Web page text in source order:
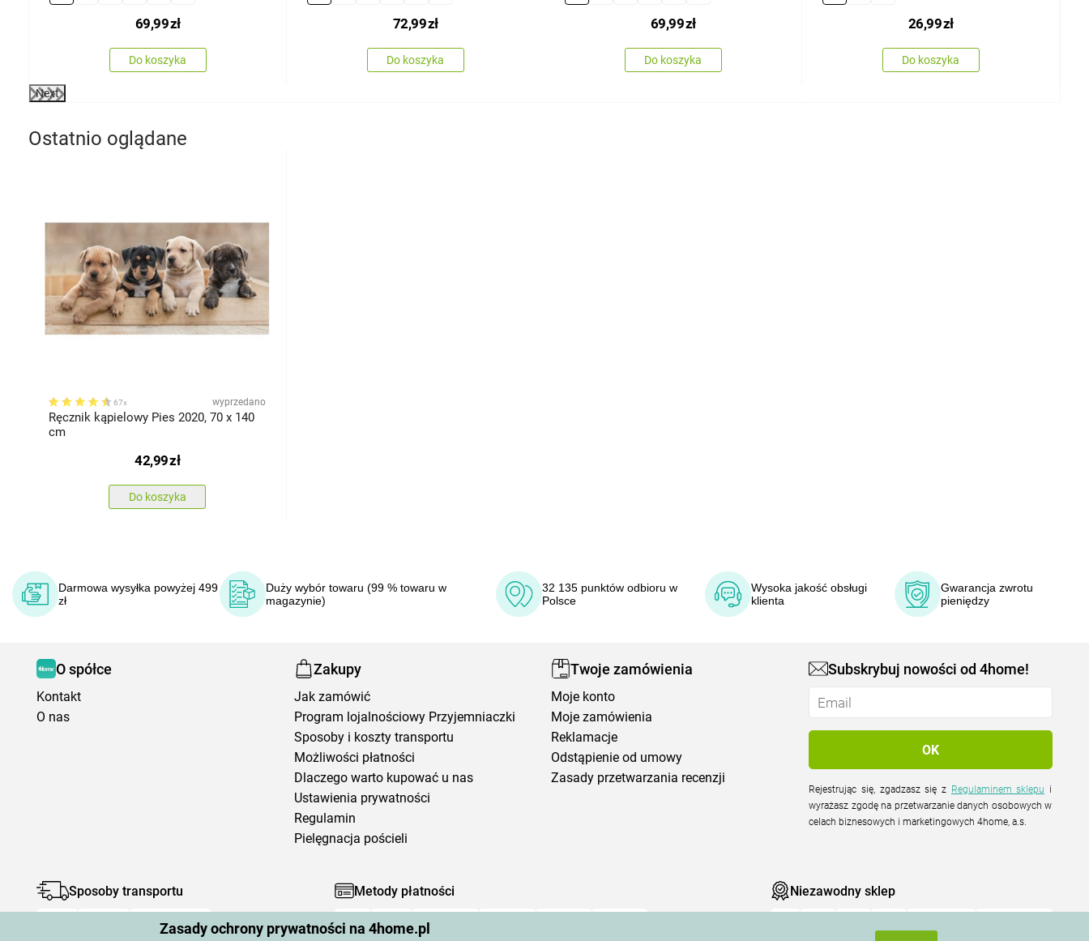
Zasady ochrony prywatności na 4home.pl
69,99zł
Do koszyka
72,99zł
Do koszyka
69,99zł
Do koszyka
26,99zł
Do koszyka
Next
Ostatnio oglądane
67x wyprzedano
Ręcznik kąpielowy Pies 2020, 70 x 140
cm
42,99zł
Do koszyka
Darmowa wysyłka powyżej 499
zł
Duży wybór towaru (99 % towaru w
magazynie)
32 135 punktów odbioru w
Polsce
Wysoka jakość obsługi
klienta
Gwarancja zwrotu
pieniędzy
O spółce
Kontakt
O nas
Zakupy
Jak zamówić
Program lojalnościowy Przyjemniaczki
Sposoby i koszty transportu
Możliwości płatności
Dlaczego warto kupować u nas
Ustawienia prywatności
Regulamin
Pielęgnacja pościeli
Twoje zamówienia
Moje konto
Moje zamówienia
Reklamacje
Odstąpienie od umowy
Zasady przetwarzania recenzji
Subskrybuj nowości od 4home!
Rejestrując się, zgadzasz się z Regulaminem sklepu
wyrażasz zgodę na przetwarzanie danych osobowych w
celach biznesowych i marketingowych 4home, a.s.
Sposoby transportu Metody płatności Niezawodny sklep